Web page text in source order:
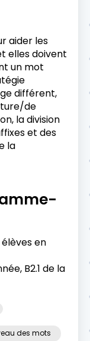
aider les
elles doivent
un mot
différent,
de
la division
et des
la
en
B2.1 de la
des mots